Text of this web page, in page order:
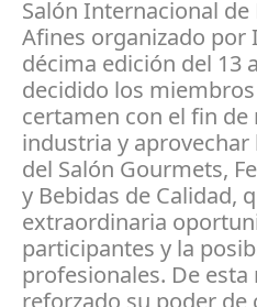
Salón Internacional
Afines organizado por
décima edición del 13
decidido los
certamen con el fin de
industria y aprovechar
del Salón Gourmets,
y Bebidas de Calidad,
extraordinaria
participantes y la
profesionales. De esta